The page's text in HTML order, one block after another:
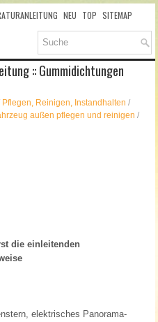
NEU TOP SITEMAP
:: Gummidichtungen
Pflegen, Reinigen, Instandhalten /
außen pflegen und reinigen /
die einleitenden
elektrisches Panorama-